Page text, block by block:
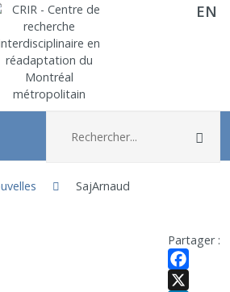
au contenu EN
SajArnaud
Partager :
Facebook